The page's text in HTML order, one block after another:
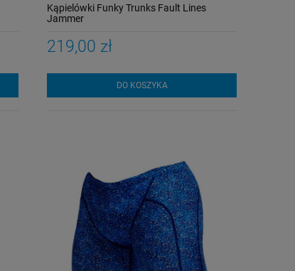
Kąpielówki Funky Trunks Fault Lines
Jammer
219,00 zł
DO KOSZYKA